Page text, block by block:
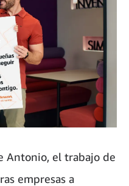
Antonio, el trabajo de
empresas a